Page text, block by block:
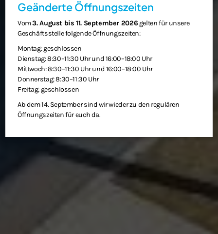
Geänderte Öffnungszeiten
Vom3. August bis 11. September 2026 gelten für unsere
Geschäftsstelle folgende Öffnungszeiten:
Montag: geschlossen
Dienstag: 8:30–11:30 Uhr und 16:00–18:00 Uhr
Mittwoch: 8:30–11:30 Uhr und 16:00–18:00 Uhr
Donnerstag: 8:30–11:30 Uhr
Freitag: geschlossen
Ab dem 14. September sind wir wieder zu den regulären
Öffnungszeiten für euch da.